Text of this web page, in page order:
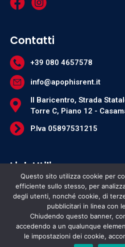
Contatti
+39 080 4657578
info@apophisrent.it
Il Baricentro, Strada
Torre C, Piano 12 -
P.Iva 05897531215
Link Utili
Privacy
Web Privacy Policy
Hai
Questo sito utilizza cookie per
efficiente sullo stesso, per
degli utenti, nonché cookie, di
pubblicitari in linea con
Chiudendo questo banner,
accedendo a un qualunque
le impostazioni dei cookie,